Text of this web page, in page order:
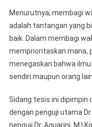
Menurutnya, membagi
adalah tantangan yang
baik. Dalam membagi
memprioritaskan mana,
menegaskan bahwa
sendiri maupun orang
Sidang tesis ini dipimpin
dengan penguji utama
penguji Dr. Aquarini,